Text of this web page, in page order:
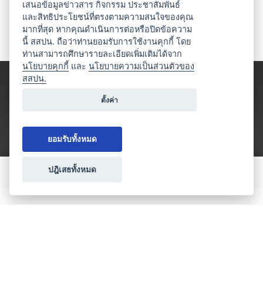
ประเภทธุรกิจไมซ์
เสนอข้อมูลข่าวสาร กิจกรรม ประชาสัมพันธ์
และสิทธิประโยชน์ที่ตรงตามความสนใจของคุณ
มากที่สุด หากคุณดำเนินการต่อหรือปิดข้อความ
นี้ สสปน. ถือว่าท่านยอมรับการใช้งานคุกกี้ โดย
ท่านสามารถศึกษารายละเอียดเพิ่มเติมได้จาก
นโยบายคุกกี้ และนโยบายความเป็นส่วนตัวของ
สสปน.
ตั้งค่า
ยอมรับทั้งหมด
ปฎิเสธทั้งหมด